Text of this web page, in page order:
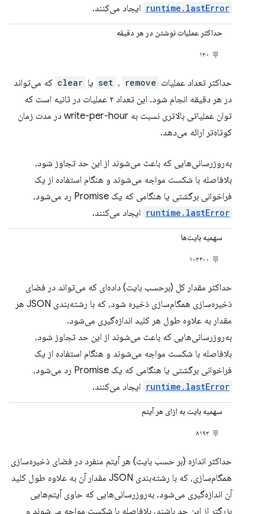
runtime.lastError ایجاد می‌کنند.
حداکثر عملیات نوشتن در هر دقیقه
۱۲۰
حداکثر تعداد عملیات set ، remove یا clear که می‌تواند
در هر دقیقه انجام شود. این تعداد ۲ عملیات در ثانیه است که
توان عملیاتی بالاتری نسبت به write-per-hour در مدت زمان
کوتاه‌تر ارائه می‌دهد.
به‌روزرسانی‌هایی که باعث می‌شوند از این حد تجاوز شود،
بلافاصله با شکست مواجه می‌شوند و هنگام استفاده از یک
فراخوانی برگشتی یا هنگامی که یک Promise رد می‌شود،
runtime.lastError ایجاد می‌کنند.
سهمیه بایت‌ها
۱۰۲۴۰۰
حداکثر مقدار کل (برحسب بایت) داده‌ای که می‌تواند در فضای
ذخیره‌سازی همگام‌سازی ذخیره شود، که با رشته‌بندی JSON هر
مقدار به علاوه طول هر کلید اندازه‌گیری می‌شود.
به‌روزرسانی‌هایی که باعث می‌شوند از این حد تجاوز شود،
بلافاصله با شکست مواجه می‌شوند و هنگام استفاده از یک
فراخوانی برگشتی یا هنگامی که یک Promise رد می‌شود،
runtime.lastError ایجاد می‌کنند.
سهمیه بایت به ازای هر آیتم
۸۱۹۲
حداکثر اندازه (بر حسب بایت) هر آیتم منفرد در فضای ذخیره‌سازی
همگام‌سازی، که با رشته‌بندی JSON مقدار آن به علاوه طول کلید
آن اندازه‌گیری می‌شود. به‌روزرسانی‌هایی که حاوی آیتم‌هایی
بزرگتر از این حد باشند، بلافاصله با شکست مواجه می‌شوند و